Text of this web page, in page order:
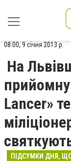
08:00, 9 січня 2013 р.
На
Lancer»
ПІДСУМКИ ДНЯ,